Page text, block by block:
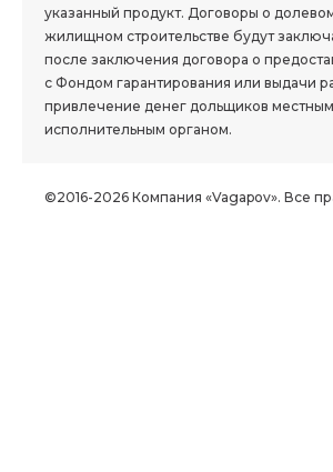
указанный продукт. Договоры о
жилищном строительстве будут
после заключения договора о
с Фондом гарантирования или выдачи
привлечение денег дольщиков местным
исполнительным органом.
©2016-2026 Компания «Vagapov». Все